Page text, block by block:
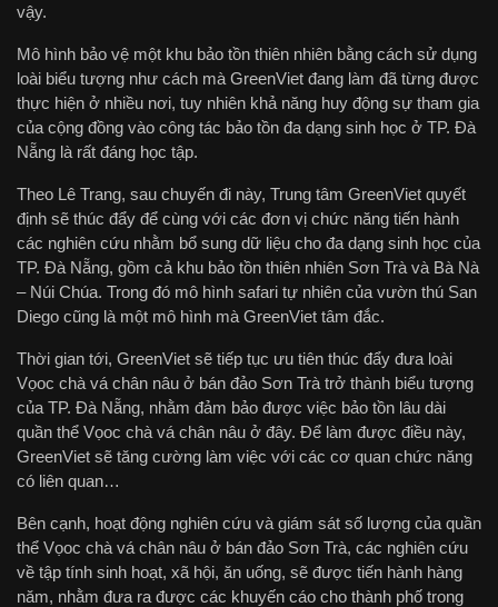
vậy.
Mô hình bảo vệ một khu bảo tồn thiên nhiên bằng cách sử dụng
loài biểu tượng như cách mà GreenViet đang làm đã từng được
thực hiện ở nhiều nơi, tuy nhiên khả năng huy động sự tham gia
của cộng đồng vào công tác bảo tồn đa dạng sinh học ở TP. Đà
Nẵng là rất đáng học tập.
Theo Lê Trang, sau chuyến đi này, Trung tâm GreenViet quyết
định sẽ thúc đẩy để cùng với các đơn vị chức năng tiến hành
các nghiên cứu nhằm bổ sung dữ liệu cho đa dạng sinh học của
TP. Đà Nẵng, gồm cả khu bảo tồn thiên nhiên Sơn Trà và Bà Nà
– Núi Chúa. Trong đó mô hình safari tự nhiên của vườn thú San
Diego cũng là một mô hình mà GreenViet tâm đắc.
Thời gian tới, GreenViet sẽ tiếp tục ưu tiên thúc đẩy đưa loài
Vọoc chà vá chân nâu ở bán đảo Sơn Trà trở thành biểu tượng
của TP. Đà Nẵng, nhằm đảm bảo được việc bảo tồn lâu dài
quần thể Vọoc chà vá chân nâu ở đây. Để làm được điều này,
GreenViet sẽ tăng cường làm việc với các cơ quan chức năng
có liên quan…
Bên cạnh, hoạt động nghiên cứu và giám sát số lượng của quần
thể Vọoc chà vá chân nâu ở bán đảo Sơn Trà, các nghiên cứu
về tập tính sinh hoạt, xã hội, ăn uống, sẽ được tiến hành hàng
năm, nhằm đưa ra được các khuyến cáo cho thành phố trong